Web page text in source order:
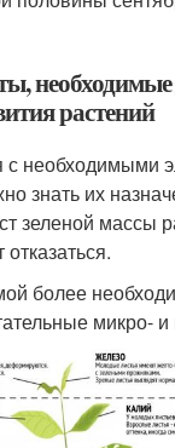
растений
с необходимыми
знать их
зеленой массы
более
микро-